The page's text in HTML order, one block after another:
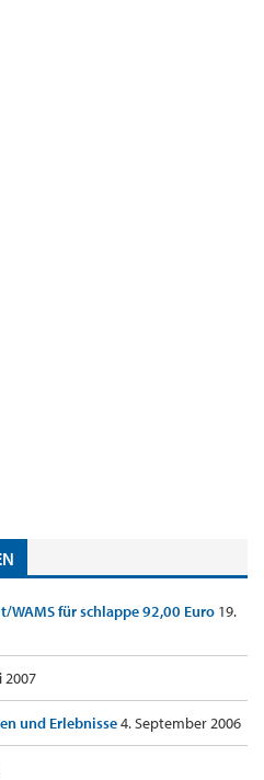
WAMS für schlappe 92,00 Euro 19.
2007
und Erlebnisse4. September 2006